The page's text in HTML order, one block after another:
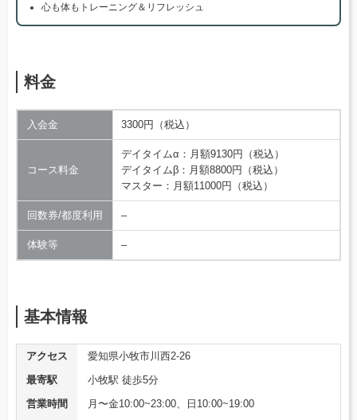
心も体もトレーニング＆リフレッシュ
料金
入会金 3300円（税込）
コース料金
デイタイムα：月額9130円（税込）
デイタイムβ：月額8800円（税込）
マスター：月額11000円（税込）
回数券/都度利用 –
体験等 –
基本情報
アクセス
愛知県小牧市川西2-26
最寄駅
小牧駅 徒歩5分
営業時間
月〜金10:00~23:00、日10:00~19:00